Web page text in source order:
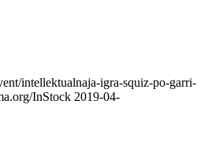
intellektualnaja-igra-squiz-po-garri-
InStock 2019-04-